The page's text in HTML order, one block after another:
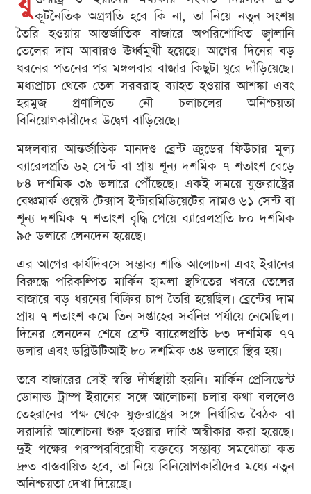
কূটনৈতিক অগ্রগতি হবে কি না, তা নিয়ে নতুন সংশয়
তৈরি হওয়ায় আন্তর্জাতিক বাজারে অপরিশোধিত জ্বালানি
তেলের দাম আবারও ঊর্ধ্বমুখী হয়েছে। আগের দিনের বড়
ধরনের পতনের পর মঙ্গলবার বাজার কিছুটা ঘুরে দাঁড়িয়েছে।
মধ্যপ্রাচ্য থেকে তেল সরবরাহ ব্যাহত হওয়ার আশঙ্কা এবং
হরমুজ প্রণালিতে নৌ চলাচলের অনিশ্চয়তা
বিনিয়োগকারীদের উদ্বেগ বাড়িয়েছে।
মঙ্গলবার আন্তর্জাতিক মানদণ্ড ব্রেন্ট ক্রুডের ফিউচার মূল্য
ব্যারেলপ্রতি ৬২ সেন্ট বা প্রায় শূন্য দশমিক ৭ শতাংশ বেড়ে
৮৪ দশমিক ৩৯ ডলারে পৌঁছেছে। একই সময়ে যুক্তরাষ্ট্রের
বেঞ্চমার্ক ওয়েস্ট টেক্সাস ইন্টারমিডিয়েটের দামও ৬১ সেন্ট বা
শূন্য দশমিক ৭ শতাংশ বৃদ্ধি পেয়ে ব্যারেলপ্রতি ৮০ দশমিক
৯৫ ডলারে লেনদেন হয়েছে।
এর আগের কার্যদিবসে সম্ভাব্য শান্তি আলোচনা এবং ইরানের
বিরুদ্ধে পরিকল্পিত মার্কিন হামলা স্থগিতের খবরে তেলের
বাজারে বড় ধরনের বিক্রির চাপ তৈরি হয়েছিল। ব্রেন্টের দাম
প্রায় ৭ শতাংশ কমে তিন সপ্তাহের সর্বনিম্ন পর্যায়ে নেমেছিল।
দিনের লেনদেন শেষে ব্রেন্ট ব্যারেলপ্রতি ৮৩ দশমিক ৭৭
ডলার এবং ডব্লিউটিআই ৮০ দশমিক ৩৪ ডলারে স্থির হয়।
তবে বাজারের সেই স্বস্তি দীর্ঘস্থায়ী হয়নি। মার্কিন প্রেসিডেন্ট
ডোনাল্ড ট্রাম্প ইরানের সঙ্গে আলোচনা চলার কথা বললেও
তেহরানের পক্ষ থেকে যুক্তরাষ্ট্রের সঙ্গে নির্ধারিত বৈঠক বা
সরাসরি আলোচনা শুরু হওয়ার দাবি অস্বীকার করা হয়েছে।
দুই পক্ষের পরস্পরবিরোধী বক্তব্যে সম্ভাব্য সমঝোতা কত
দ্রুত বাস্তবায়িত হবে, তা নিয়ে বিনিয়োগকারীদের মধ্যে নতুন
অনিশ্চয়তা দেখা দিয়েছে।